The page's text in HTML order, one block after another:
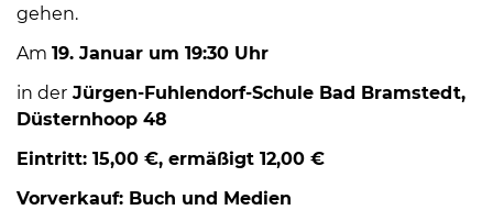
08
Uhr
gehen.
Am 19. Januar um 19:30 Uhr
in der Jürgen-Fuhlendorf-Schule Bad Bramstedt,
Düsternhoop 48
Eintritt: 15,00 €, ermäßigt 12,00 €
Vorverkauf: Buch und Medien